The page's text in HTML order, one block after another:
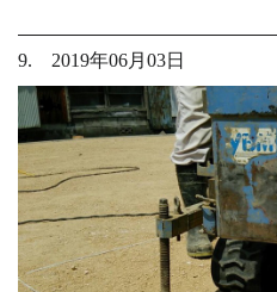
9. 2019年06月03日